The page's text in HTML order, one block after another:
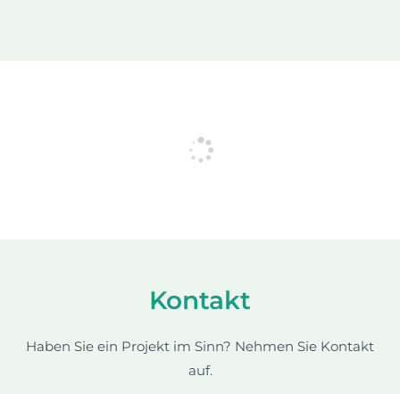
Kontakt​
Haben Sie ein Projekt im Sinn? Nehmen Sie Kontakt
auf.